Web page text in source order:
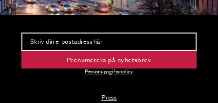
Press
Nyhetsbrev
Ta del av förhandsinformation och biljettsläpp.
Prenumerera på nyhetsbrev
Personuppgiftspolicy